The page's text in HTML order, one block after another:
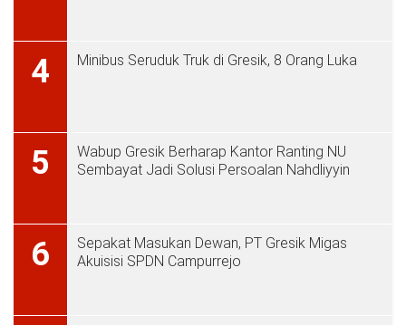
4 Minibus Seruduk Truk di Gresik, 8 Orang Luka
5
Wabup Gresik Berharap Kantor Ranting NU
Sembayat Jadi Solusi Persoalan Nahdliyyin
6
Sepakat Masukan Dewan, PT Gresik Migas
Akuisisi SPDN Campurrejo